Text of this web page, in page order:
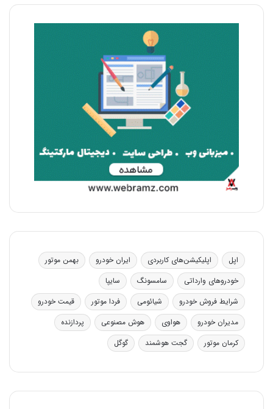
اپل اپلیکیشن‌های کاربردی ایران خودرو
بهمن موتور
خودروهای وارداتی
سامسونگ
سایپا
شرایط فروش خودرو
شیائومی فردا موتور
قیمت خودرو
مدیران خودرو
هواوی هوش مصنوعی
پردازنده
کرمان موتور
گجت هوشمند گوگل